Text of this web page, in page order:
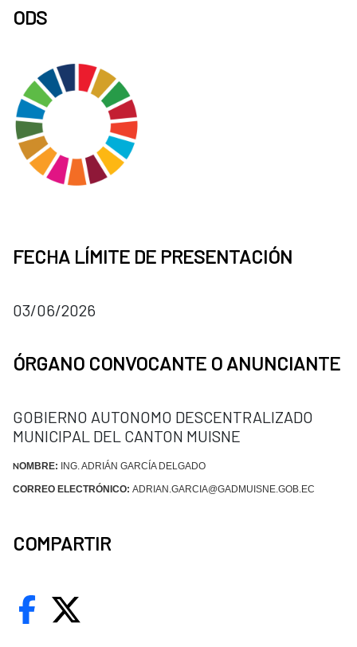
ODS
FECHA LÍMITE DE PRESENTACIÓN
03/06/2026
ÓRGANO CONVOCANTE O ANUNCIANTE
GOBIERNO AUTONOMO DESCENTRALIZADO
MUNICIPAL DEL CANTON MUISNE
NOMBRE: ING. ADRIÁN GARCÍA DELGADO
CORREO ELECTRÓNICO: ADRIAN.GARCIA@GADMUISNE.GOB.EC
COMPARTIR